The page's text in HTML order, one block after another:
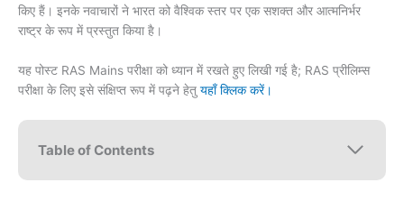
किए हैं। इनके नवाचारों ने भारत को वैश्विक स्तर पर एक सशक्त और आत्मनिर्भर
राष्ट्र के रूप में प्रस्तुत किया है।
यह पोस्ट RAS Mains परीक्षा को ध्यान में रखते हुए लिखी गई है; RAS प्रीलिम्स
परीक्षा के लिए इसे संक्षिप्त रूप में पढ़ने हेतु यहाँ क्लिक करें।
Table of Contents